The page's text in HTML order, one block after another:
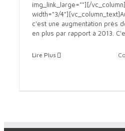
info tourisme site pour
img_link_large=""][/
width="3/
c'est une augmentation près
en plus par rapport à 2013.
Lire Plus